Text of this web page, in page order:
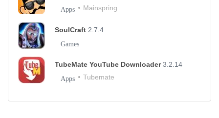
Apps Mainspring
SoulCraft 2.7.4
Games
TubeMate YouTube Downloader3.2.14
Apps Tubemate